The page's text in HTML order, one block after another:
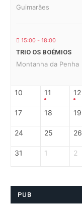
Guimarães
15:00 - 18:00
TRIO OS BOÉMIOS
Montanha da Penha
10 11 12
17 18 19
24 25 26
31 1 2
PUB